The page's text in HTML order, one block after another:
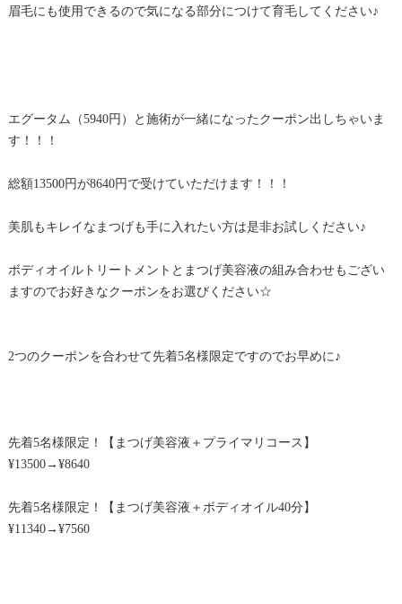
眉毛にも使用できるので気になる部分につけて育毛してください♪
エグータム（5940円）と施術が一緒になったクーポン出しちゃいま
す！！！
総額13500円が8640円で受けていただけます！！！
美肌もキレイなまつげも手に入れたい方は是非お試しください♪
ボディオイルトリートメントとまつげ美容液の組み合わせもござい
ますのでお好きなクーポンをお選びください☆
2つのクーポンを合わせて先着5名様限定ですのでお早めに♪
先着5名様限定！【まつげ美容液＋プライマリコース】
¥13500→¥8640
先着5名様限定！【まつげ美容液＋ボディオイル40分】
¥11340→¥7560